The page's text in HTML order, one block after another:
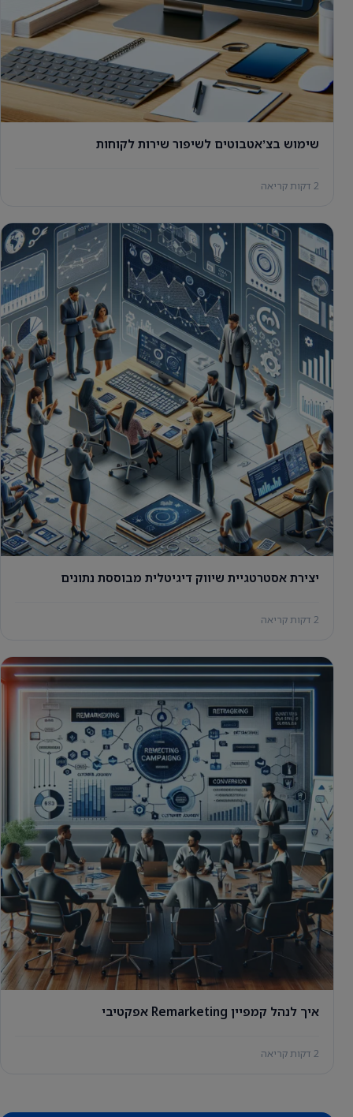
שימוש בצʼאטבוטים לשיפור שירות לקוחות
2 דקות קריאה
יצירת אסטרטגיית שיווק דיגיטלית מבוססת נתונים
2 דקות קריאה
איך לנהל קמפיין Remarketing אפקטיבי
2 דקות קריאה